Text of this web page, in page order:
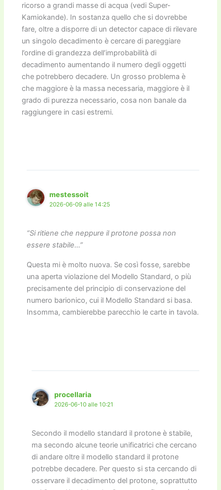
ricorso a grandi masse di acqua (vedi Super-
Kamiokande). In sostanza quello che si dovrebbe
fare, oltre a disporre di un detector capace di rilevare
un singolo decadimento è cercare di pareggiare
l’ordine di grandezza dell’improbabilità di
decadimento aumentando il numero degli oggetti
che potrebbero decadere. Un grosso problema è
che maggiore è la massa necessaria, maggiore è il
grado di purezza necessario, cosa non banale da
raggiungere in casi estremi.
mestessoit
2026-06-09 alle 14:25
“Si ritiene che neppure il protone possa non
essere stabile…”
Questa mi è molto nuova. Se così fosse, sarebbe
una aperta violazione del Modello Standard, o più
precisamente del principio di conservazione del
numero barionico, cui il Modello Standard si basa.
Insomma, cambierebbe parecchio le carte in tavola.
procellaria
2026-06-10 alle 10:21
Secondo il modello standard il protone è stabile,
ma secondo alcune teorie unificatrici che cercano
di andare oltre il modello standard il protone
potrebbe decadere. Per questo si sta cercando di
osservare il decadimento del protone, soprattutto